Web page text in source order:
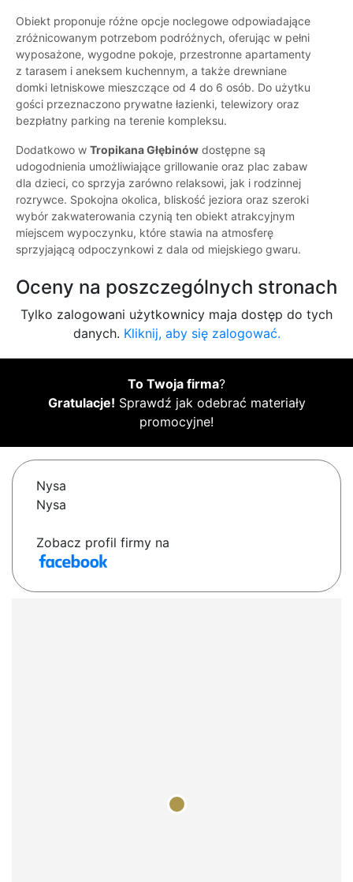
Obiekt proponuje różne opcje noclegowe odpowiadające
zróżnicowanym potrzebom podróżnych, oferując w pełni
wyposażone, wygodne pokoje, przestronne apartamenty
z tarasem i aneksem kuchennym, a także drewniane
domki letniskowe mieszczące od 4 do 6 osób. Do użytku
gości przeznaczono prywatne łazienki, telewizory oraz
bezpłatny parking na terenie kompleksu.
Dodatkowo w Tropikana Głębinów dostępne są
udogodnienia umożliwiające grillowanie oraz plac zabaw
dla dzieci, co sprzyja zarówno relaksowi, jak i rodzinnej
rozrywce. Spokojna okolica, bliskość jeziora oraz szeroki
wybór zakwaterowania czynią ten obiekt atrakcyjnym
miejscem wypoczynku, które stawia na atmosferę
sprzyjającą odpoczynkowi z dala od miejskiego gwaru.
Oceny na poszczególnych stronach
Tylko zalogowani użytkownicy maja dostęp do tych
danych. Kliknij, aby się zalogować.
To Twoja firma?
Gratulacje! Sprawdź jak odebrać materiały
promocyjne!
Nysa
Nysa
Zobacz profil firmy na